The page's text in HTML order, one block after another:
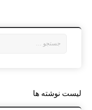
لیست نوشته ها